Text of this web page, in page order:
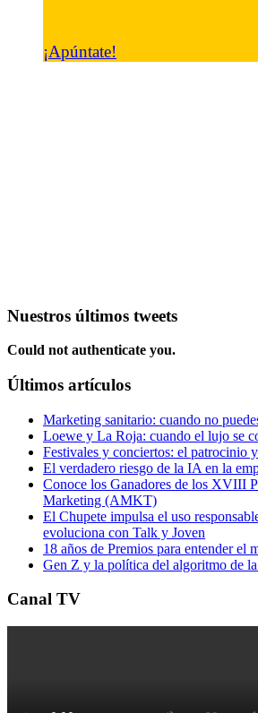
¡Apúntate!
Nuestros últimos tweets
Could not authenticate you.
Últimos artículos
Marketing sanitario: cuando no
Loewe y La Roja: cuando el lujo se
Festivales y conciertos: el patrocinio
El verdadero riesgo de la IA en la
Conoce los Ganadores de los XVIII
Marketing (AMKT)
El Chupete impulsa el uso
evoluciona con Talk y Joven
18 años de Premios para entender el
Gen Z y la política del algoritmo de
Canal TV